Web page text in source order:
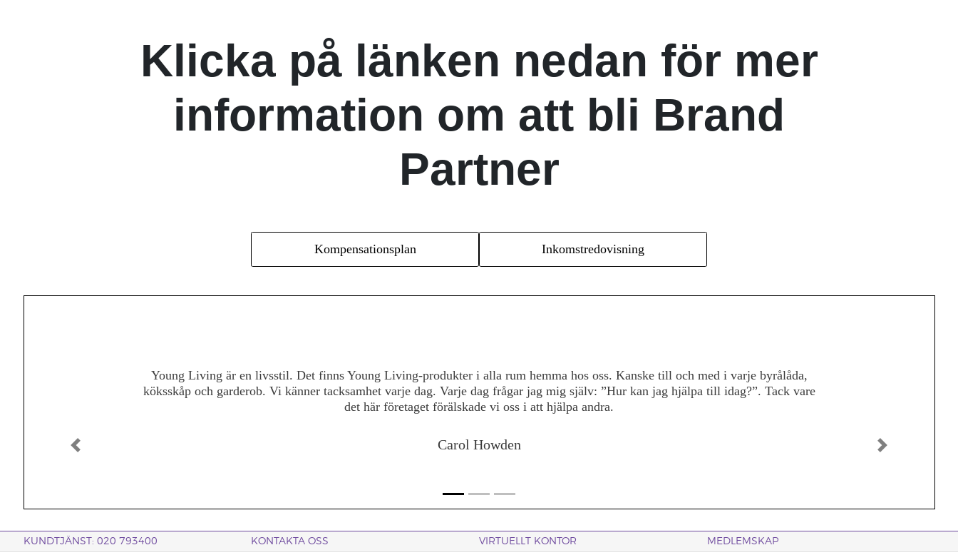
Klicka på länken nedan för mer
information om att bli Brand
Partner
Kompensationsplan Inkomstredovisning
Jag förstod snabbt vilken kraft det fanns i växterna och produkterna och det föll sig naturligt att jag berättade om det för andra.
Min passion för att hjälpa andra att leva livet med livskraft och energi har verkligen blivit större med den här otroliga
företagsmöjligheten. Att se kvinnor som stöttar andra kvinnor är något av det bästa med den här upplevelsen. Jag är tacksam för
hjälpa andra.
Tillbaka Nästa